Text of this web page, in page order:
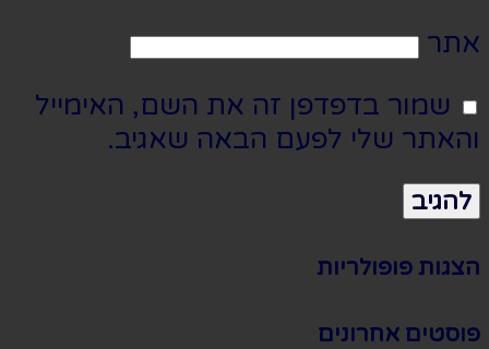
אתר
שמור בדפדפן זה את השם, האימייל
והאתר שלי לפעם הבאה שאגיב.
הצגות פופולריות
פוסטים אחרונים